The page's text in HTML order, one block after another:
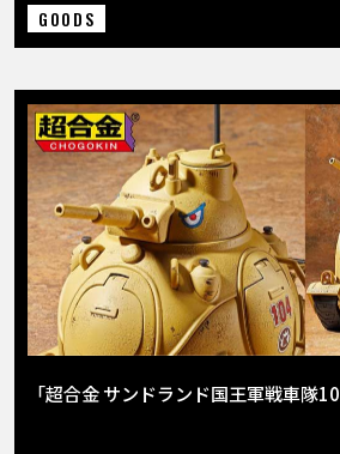
GOODS
「超合金 サンドランド国王軍戦車隊